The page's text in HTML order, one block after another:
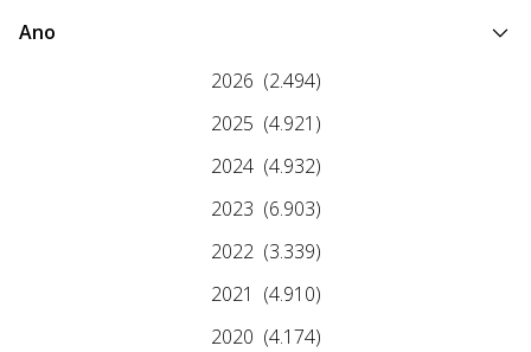
Ano
2026 (2.494)
2025 (4.921)
2024 (4.932)
2023 (6.903)
2022 (3.339)
2021 (4.910)
2020 (4.174)